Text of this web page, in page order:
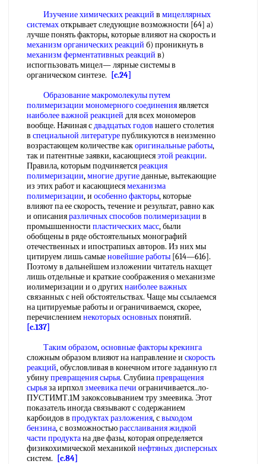
Изучение химических реакций в мицеллярных
системахоткрывает следующие возможности [64] а)
лучше понять факторы, которые влияют на скорость и
механизм органических реакций б) проникнуть в
механизм ферментативных реакций в)
испогпьзовать мицел— лярные системы в
органическом синтезе.
[c.24]
Образование макромолекулыпутем
полимеризации мономерного соединенияявляется
наиболее важной реакцией для всех мономеров
вообще. Начиная сдвадцатых годов нашего столетия
в специальной литературепубликуются в неизменно
возрастающем количестве какоригинальные работы,
так и патентные заявки, касающиесяэтой реакции.
Правила, которым подчиняетсяреакция
полимеризации,многие другиеданные, вытекающие
из этих работ и касающиесямеханизма
полимеризации, и особенно факторы, которые
влияют па ее скорость, течение и результат, равно как
и описанияразличных способов полимеризации в
промьшшенности пластических масс, были
обобщены в ряде обстоятельных монографий
отечественных и ипострапиых авторов. Из них мы
цитируем лишь самыеновейшие работы [614—616].
Поэтому в дальнейшем изложении читатель нахщет
лишь отдельные и краткие соображения о механизме
иолимеризации и о другихнаиболее важных
связанных с ней обстоятельствах. Чаще мы ссылаемся
на цитируемые работы и ограничиваемся, скорее,
перечислениемнекоторых основныхпонятий.
[c.137]
Таким образом,основные факторы крекинга
сложным образом влияют на направление и скорость
реакций, обусловливая в конечном итоге заданную гл
убинупревращения сырья. Слубииапревращения
сырьяза ирпхолзмеевика печи ограничивается..ло-
ПУСТИМТ.1М закоксовыванием тру змеевика. Этот
показатель иногда связывают с содержанием
карбоидов в продуктах разложения, свыходом
бензина, с возможностьюрасслаивания жидкой
части продуктана две фазы, которая определяется
физикохимической механикой нефтяных дисперсных
систем.
[c.84]